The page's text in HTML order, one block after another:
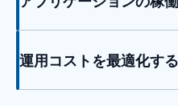
運用コストを最適化する